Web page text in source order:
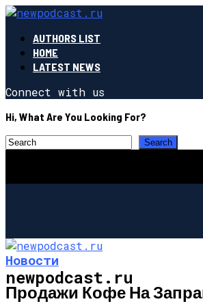
AUTHORS LIST
HOME
LATEST NEWS
Connect with us
Hi, What Are You Looking For?
newpodcast.ru
Новости
Продажи Кофе На